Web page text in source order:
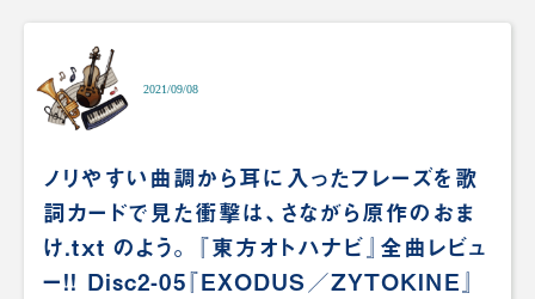
2021/09/08
ノリやすい曲調から耳に入ったフレーズを歌
詞カードで見た衝撃は、さながら原作のおま
け.txt のよう。 『東方オトハナビ』全曲レビュ
ー!! Disc2-05『EXODUS／ZYTOKINE』